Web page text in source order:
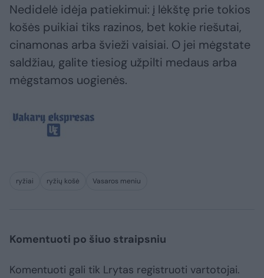
Nedidelė idėja patiekimui: į lėkštę prie tokios
košės puikiai tiks razinos, bet kokie riešutai,
cinamonas arba švieži vaisiai. O jei mėgstate
saldžiau, galite tiesiog užpilti medaus arba
mėgstamos uogienės.
ryžiai ryžių košė Vasaros meniu
Komentuoti po šiuo straipsniu
Komentuoti gali tik Lrytas registruoti vartotojai.